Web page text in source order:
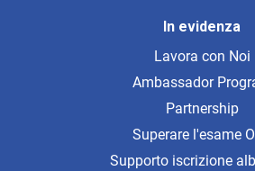
In evidenza
Lavora con Noi
Ambassador
Partnership
Superare l'esame
Supporto iscrizione